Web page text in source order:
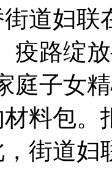
妇联
疫路绽
庭子女
料包
街道